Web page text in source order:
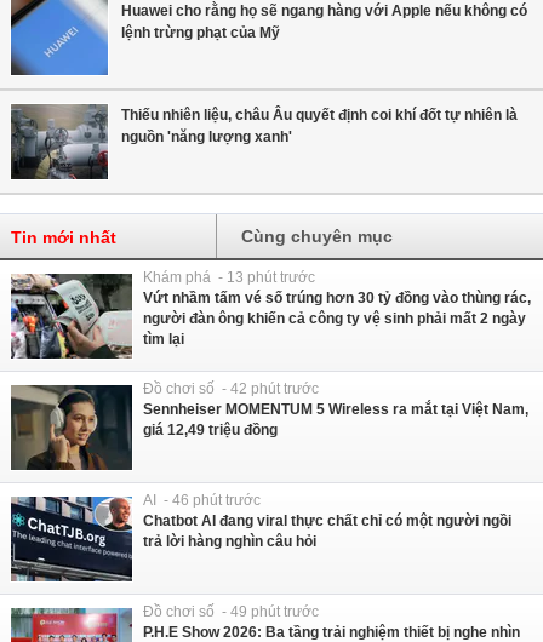
Huawei cho rằng họ sẽ ngang hàng với Apple nếu không có
lệnh trừng phạt của Mỹ
Thiếu nhiên liệu, châu Âu quyết định coi khí đốt tự nhiên là
nguồn 'năng lượng xanh'
Tin mới nhất Cùng chuyên mục
Khám phá - 13 phút trước
Vứt nhầm tấm vé số trúng hơn 30 tỷ đồng vào thùng rác,
người đàn ông khiến cả công ty vệ sinh phải mất 2 ngày
tìm lại
Đồ chơi số - 42 phút trước
Sennheiser MOMENTUM 5 Wireless ra mắt tại Việt Nam,
giá 12,49 triệu đồng
AI - 46 phút trước
Chatbot AI đang viral thực chất chỉ có một người ngồi
trả lời hàng nghìn câu hỏi
Đồ chơi số - 49 phút trước
P.H.E Show 2026: Ba tầng trải nghiệm thiết bị nghe nhìn